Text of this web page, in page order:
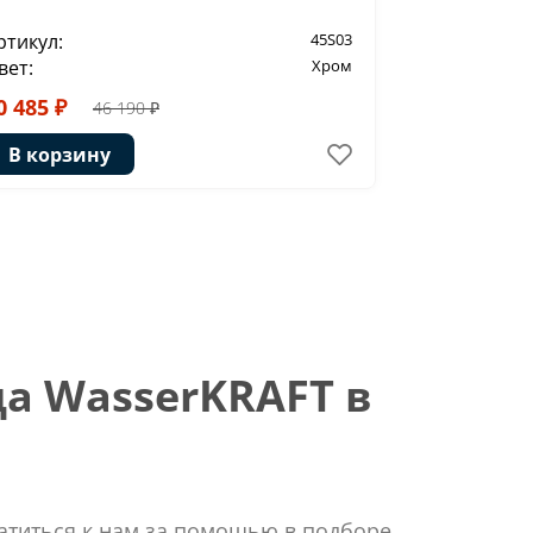
45S03
Хром
485 ₽ 46 190 ₽
В корзину
в